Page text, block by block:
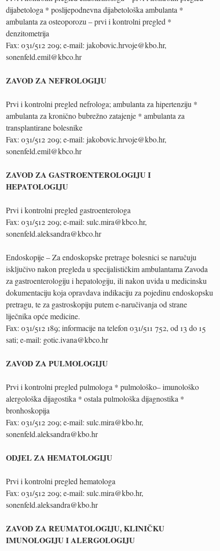
dijabetologa * poslijepodnevna dijabetološka ambulanta *
ambulanta za osteoporozu – prvi i kontrolni pregled *
denzitometrija
Fax: 031/512 209; e-mail: jakobovic.hrvoje@kbo.hr,
sonenfeld.emil@kbco.hr
ZAVOD ZA NEFROLOGIJU
Prvi i kontrolni pregled nefrologa; ambulanta za hipertenziju *
ambulanta za kronično bubrežno zatajenje * ambulanta za
transplantirane bolesnike
Fax: 031/512 209; e-mail: jakobovic.hrvoje@kbo.hr,
sonenfeld.emil@kbco.hr
ZAVOD ZA GASTROENTEROLOGIJU I
HEPATOLOGIJU
Prvi i kontrolni pregled gastroenterologa
Fax: 031/512 209; e-mail: sulc.mira@kbco.hr,
sonenfeld.aleksandra@kbco.hr
Endoskopije – Za endoskopske pretrage bolesnici se naručuju
isključivo nakon pregleda u specijalističkim ambulantama Zavoda
za gastroenterologiju i hepatologiju, ili nakon uvida u medicinsku
dokumentaciju koja opravdava indikaciju za pojedinu endoskopsku
pretragu, te za gastroskopiju putem e-naručivanja od strane
liječnika opće medicine.
Fax: 031/512 189; informacije na telefon 031/511 752, od 13 do 15
sati; e-mail: gotic.ivana@kbco.hr
ZAVOD ZA PULMOLOGIJU
Prvi i kontrolni pregled pulmologa * pulmološko– imunološko
alergološka dijagostika * ostala pulmološka dijagnostika *
bronhoskopija
Fax: 031/512 209; e-mail: sulc.mira@kbo.hr,
sonenfeld.aleksandra@kbo.hr
ODJEL ZA HEMATOLOGIJU
Prvi i kontrolni pregled hematologa
Fax: 031/512 209; e-mail: sulc.mira@kbo.hr,
sonenfeld.aleksandra@kbo.hr
ZAVOD ZA REUMATOLOGIJU, KLINIČKU
IMUNOLOGIJU I ALERGOLOGIJU